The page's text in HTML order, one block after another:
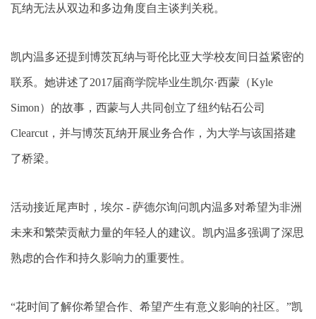
瓦纳无法从双边和多边角度自主谈判关税。
凯内温多还提到博茨瓦纳与哥伦比亚大学校友间日益紧密的
联系。她讲述了2017届商学院毕业生凯尔·西蒙（Kyle
Simon）的故事，西蒙与人共同创立了纽约钻石公司
Clearcut，并与博茨瓦纳开展业务合作，为大学与该国搭建
了桥梁。
活动接近尾声时，埃尔 - 萨德尔询问凯内温多对希望为非洲
未来和繁荣贡献力量的年轻人的建议。凯内温多强调了深思
熟虑的合作和持久影响力的重要性。
“花时间了解你希望合作、希望产生有意义影响的社区。”凯